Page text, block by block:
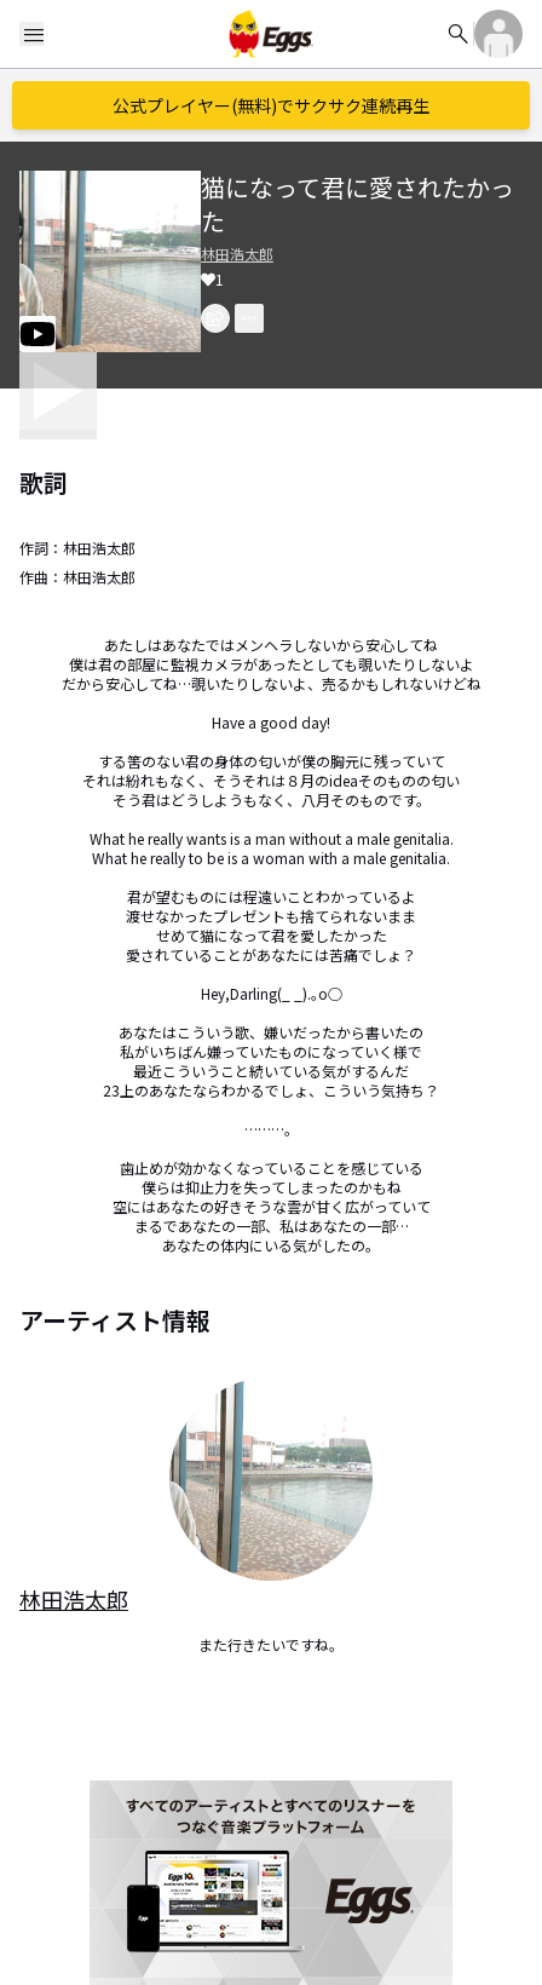
menu search
公式プレイヤー(無料)でサクサク連続再生
猫になって君に愛されたかっ
た
林田浩太郎
1
歌詞
作詞： 林田浩太郎
作曲： 林田浩太郎
あたしはあなたではメンヘラしないから安心してね
僕は君の部屋に監視カメラがあったとしても覗いたりしないよ
だから安心してね…覗いたりしないよ、売るかもしれないけどね
Have a good day!
する筈のない君の身体の匂いが僕の胸元に残っていて
それは紛れもなく、そうそれは８月のideaそのものの匂い
そう君はどうしようもなく、八月そのものです。
What he really wants is a man without a male genitalia.
What he really to be is a woman with a male genitalia.
君が望むものには程遠いことわかっているよ
渡せなかったプレゼントも捨てられないまま
せめて猫になって君を愛したかった
愛されていることがあなたには苦痛でしょ？
Hey,Darling(_ _).｡o○
あなたはこういう歌、嫌いだったから書いたの
私がいちばん嫌っていたものになっていく様で
最近こういうこと続いている気がするんだ
23上のあなたならわかるでしょ、こういう気持ち？
………。
歯止めが効かなくなっていることを感じている
僕らは抑止力を失ってしまったのかもね
空にはあなたの好きそうな雲が甘く広がっていて
まるであなたの一部、私はあなたの一部…
あなたの体内にいる気がしたの。
アーティスト情報
林田浩太郎
また行きたいですね。